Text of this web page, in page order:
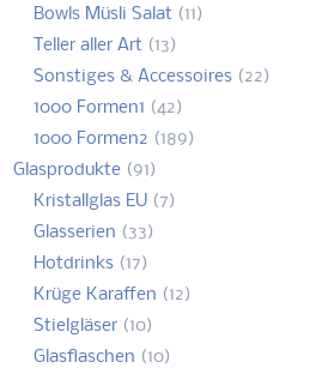
Bowls Müsli Salat (11)
Teller aller Art (13)
Sonstiges & Accessoires (22)
1000 Formen1 (42)
1000 Formen2 (189)
Glasprodukte (91)
Kristallglas EU (7)
Glasserien (33)
Hotdrinks (17)
Krüge Karaffen (12)
Stielgläser (10)
Glasflaschen (10)